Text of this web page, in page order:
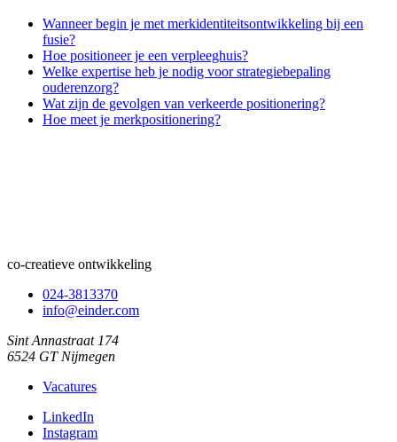
Wanneer begin je met merkidentiteitsontwikkeling bij een
fusie?
Hoe positioneer je een verpleeghuis?
Welke expertise heb je nodig voor strategiebepaling
ouderenzorg?
Wat zijn de gevolgen van verkeerde positionering?
Hoe meet je merkpositionering?
co-creatieve ontwikkeling
024-3813370
info@einder.com
Sint Annastraat 174
6524 GT Nijmegen
Vacatures
LinkedIn
Instagram